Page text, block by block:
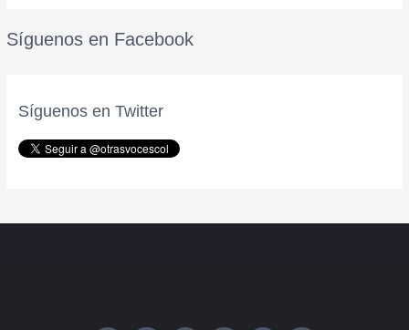
Síguenos en Facebook
Síguenos en Twitter